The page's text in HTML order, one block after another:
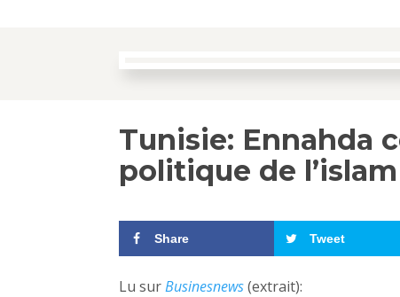
Tunisie: Ennahda
politique de l’islam
Share Tweet
Lu sur Businesnews(extrait):